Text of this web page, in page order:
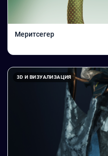
Меритсегер
3D И ВИЗУАЛИЗАЦИЯ